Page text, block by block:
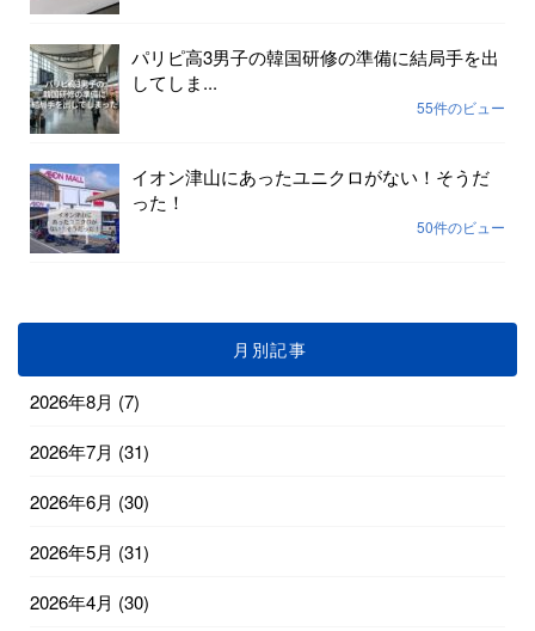
パリピ高3男子の韓国研修の準備に結局手を出
してしま...
55件のビュー
イオン津山にあったユニクロがない！そうだ
った！
50件のビュー
月別記事
2026年8月 (7)
2026年7月 (31)
2026年6月 (30)
2026年5月 (31)
2026年4月 (30)